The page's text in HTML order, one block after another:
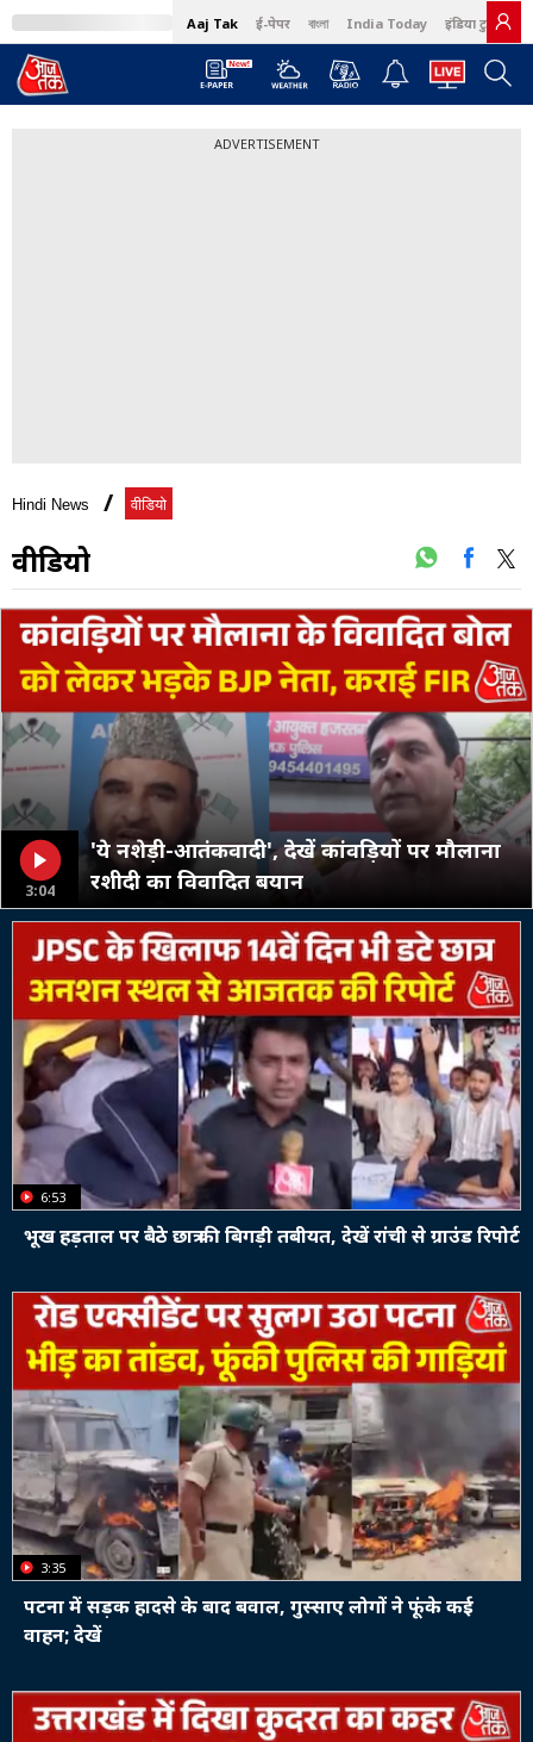
Aaj Tak ई-पेपर বাংলা India Today इंडिया टुडे हिंदी
ADVERTISEMENT
Hindi News वीडियो
वीडियो
3:04
'ये नशेड़ी-आतंकवादी', देखें कांवड़ियों पर मौलाना
रशीदी का विवादित बयान
6:53
भूख हड़ताल पर बैठे छात्र की बिगड़ी तबीयत, देखें रांची से ग्राउंड रिपोर्ट
3:35
पटना में सड़क हादसे के बाद बवाल, गुस्साए लोगों ने फूंके कई
वाहन; देखें